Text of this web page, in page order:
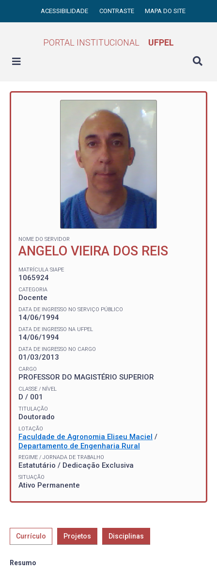
ACESSIBILIDADE CONTRASTE MAPA DO SITE
PORTAL INSTITUCIONAL UFPEL
NOME DO SERVIDOR
ANGELO VIEIRA DOS REIS
MATRÍCULA SIAPE
1065924
CATEGORIA
Docente
DATA DE INGRESSO NO SERVIÇO PÚBLICO
14/06/1994
DATA DE INGRESSO NA UFPEL
14/06/1994
DATA DE INGRESSO NO CARGO
01/03/2013
CARGO
PROFESSOR DO MAGISTÉRIO SUPERIOR
CLASSE / NÍVEL
D / 001
TITULAÇÃO
Doutorado
LOTAÇÃO
Faculdade de Agronomia Eliseu Maciel /
Departamento de Engenharia Rural
REGIME / JORNADA DE TRABALHO
Estatutário / Dedicação Exclusiva
SITUAÇÃO
Ativo Permanente
Currículo Projetos Disciplinas
Resumo